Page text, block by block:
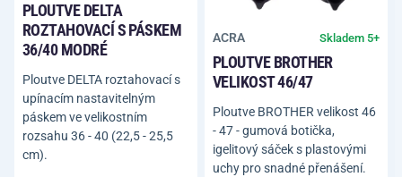
PLOUTVE DELTA
ROZTAHOVACÍ S PÁSKEM
36/40 MODRÉ
Ploutve DELTA roztahovací s
upínacím nastavitelným
páskem ve velikostním
rozsahu 36 - 40 (22,5 - 25,5
cm).
ACRA Skladem 5+
PLOUTVE BROTHER
VELIKOST 46/47
Ploutve BROTHER velikost 46
- 47 - gumová botička,
igelitový sáček s plastovými
uchy pro snadné přenášení.